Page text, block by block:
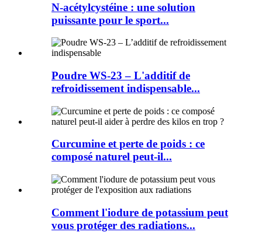
N-acétylcystéine : une solution
puissante pour le sport...
Poudre WS-23 – L'additif de
refroidissement indispensable...
Curcumine et perte de poids : ce
composé naturel peut-il...
Comment l'iodure de potassium peut
vous protéger des radiations...